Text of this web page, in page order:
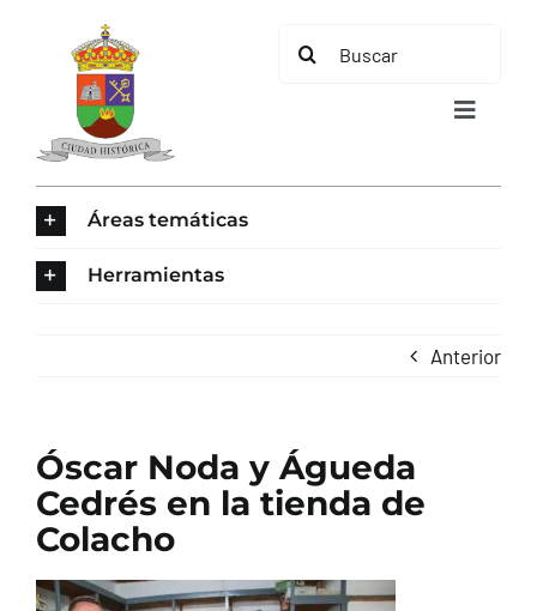
contenido
Buscar:
Toggle
TURISMO
Áreas temáticas
Herramientas
Anterior
Óscar Noda y Águeda
Cedrés en la tienda de
Colacho